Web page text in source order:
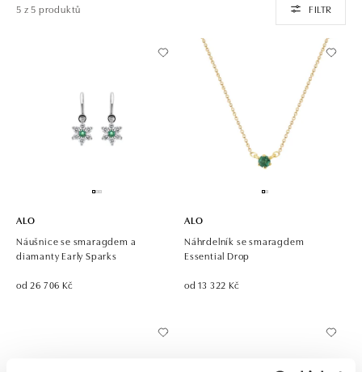
5 z 5 produktů FILTR
ALO
Náušnice se smaragdem a
diamanty Early Sparks
od 26 706 Kč
ALO
Náhrdelník se smaragdem
Essential Drop
od 13 322 Kč